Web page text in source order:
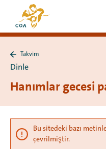
Doğrudan
içeriğe
git
MyCOA
ana
sayfasına
sayfasına
dön
Takvim
Dinle
Hanımlar gecesi
Bu sitedeki bazı
çevrilmiştir.